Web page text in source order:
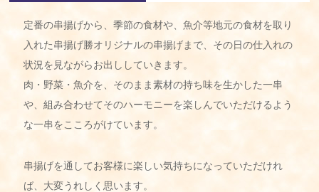
定番の串揚げから、季節の食材や、魚介等地元の食材を取り
入れた串揚げ勝オリジナルの串揚げまで、その日の仕入れの
状況を見ながらお出ししていきます。
肉・野菜・魚介を、そのまま素材の持ち味を生かした一串
や、組み合わせてそのハーモニーを楽しんでいただけるよう
な一串をこころがけています。
串揚げを通してお客様に楽しい気持ちになっていただけれ
ば、大変うれしく思います。